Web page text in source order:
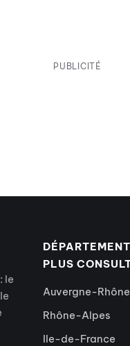
PUBLICITÉ
le
PLUS
Auvergne-
Rhône-Alpes
Ile-de-France